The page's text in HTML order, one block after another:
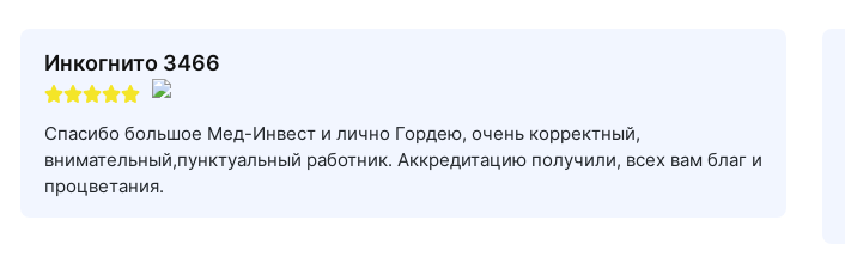
Инкогнито 3466
Спасибо большое Мед-Инвест и лично Гордею, очень корректный,
внимательный,пунктуальный работник. Аккредитацию получили, всех вам благ и
процветания.